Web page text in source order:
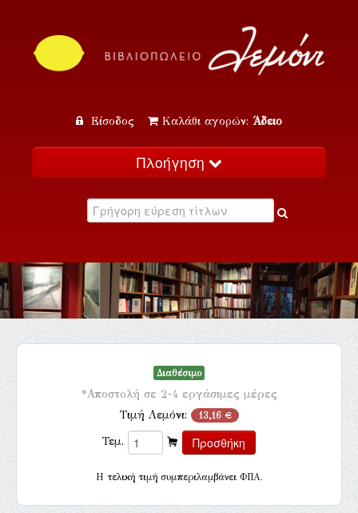
Είσοδος Καλάθι αγορών: Άδειο
Πλοήγηση
Κατάλογος
Εκδηλώσεις
Επικοινωνία
Διαθέσιμο
*Αποστολή σε 2-4 εργάσιμες μέρες
Τιμή Λεμόνι: 13,16 €
Τεμ.
H τελική τιμή συμπεριλαμβάνει ΦΠΑ.